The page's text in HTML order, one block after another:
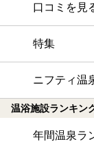
口コミを見
特集
ニフティ温
温浴施設ランキン
年間温泉ラ